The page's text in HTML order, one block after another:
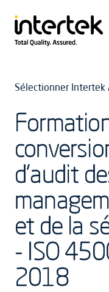
Sélectionner Intertek
d'audit
et de la
- ISO
2018